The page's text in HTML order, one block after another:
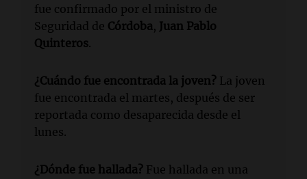
fue confirmado por el ministro de
Seguridad de Córdoba, Juan Pablo
Quinteros.
¿Cuándo fue encontrada la joven? La joven
fue encontrada el martes, después de ser
reportada como desaparecida desde el
lunes.
¿Dónde fue hallada? Fue hallada en una